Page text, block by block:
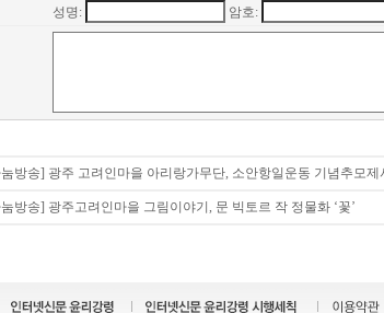
성명: 암호:
방송] 광주 고려인마을 아리랑가무단, 소안항일운동 기념추모제
방송] 광주고려인마을 그림이야기, 문 빅토르 작 정물화 ‘꽃’